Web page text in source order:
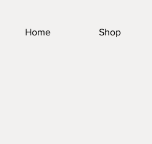
Home Shop